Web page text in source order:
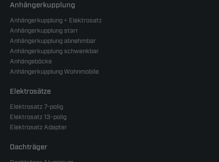
Anhängerkupplung
Anhängerkupplung + Elektrosatz
Anhängerkupplung starr
Anhängerkupplung abnehmbar
Anhängerkupplung schwenkbar
Anhängeböcke
Anhängerkupplung Wohnmobile
Elektrosätze
Elektrosatz 7-polig
Elektrosatz 13-polig
Elektrosatz Adapter
Dachträger